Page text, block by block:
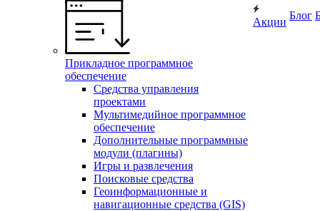
Прикладное программное
обеспечение
Средства управления
проектами
Мультимедийное программное
обеспечение
Дополнительные программные
модули (плагины)
Игры и развлечения
Поисковые средства
Геоинформационные и
навигационные средства (GIS)
Акции
Блог